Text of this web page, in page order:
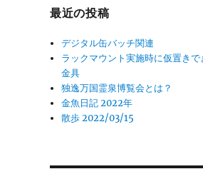
最近の投稿
デジタル缶バッチ関連
ラックマウント実施時に仮置きで
金具
独逸万国霊泉博覧会とは？
金魚日記 2022年
散歩 2022/03/15